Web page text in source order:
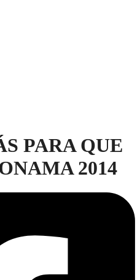
PARA QUE
2014